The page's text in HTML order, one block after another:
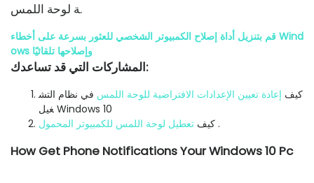
ة لوحة اللمس.
قم بتنزيل أداة إصلاح الكمبيوتر الشخصي للعثور بسرعة على أخطاء Wind
ows وإصلاحها تلقائيًا
المشاركات التي قد تساعدك:
كيف إعادة تعيين الإعدادات الافتراضية للوحة اللمس في نظام التش
غيل Windows 10
كيف تعطيل لوحة اللمس للكمبيوتر المحمول .
How Get Phone Notifications Your Windows 10 Pc